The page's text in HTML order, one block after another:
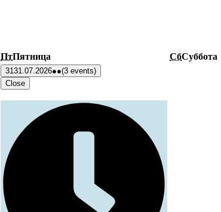
ПтПятница СбСуббота
3131.07.2026●●(3 events)
Close